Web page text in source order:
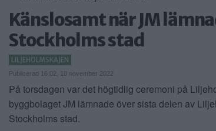
Känslosamt när JM
Stockholms stad
LILJEHOLMSKAJEN
Publicerad 16:02, 10 november 2022
På torsdagen var det högtidlig ceremoni på
byggbolaget JM lämnade över sista delen av
Stockholms stad.